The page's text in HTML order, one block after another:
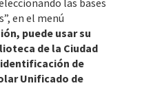
las bases
en el menú
puede usar su
de la Ciudad
identificación de
Unificado de